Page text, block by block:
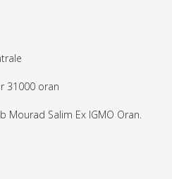
31000 oran
Mourad Salim Ex IGMO Oran.